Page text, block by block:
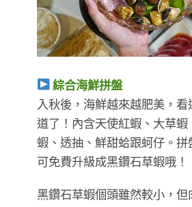
綜合海鮮拼盤
入秋後，海鮮越來越肥美，
道了！內含天使紅蝦、大草蝦
蝦、透抽、鮮甜蛤跟蚵仔。拼
可免費升級成黑鑽石草蝦哦！
黑鑽石草蝦個頭雖然較小，但